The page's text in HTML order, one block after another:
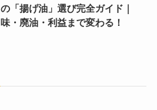
の「揚げ油」選び完全ガイド｜
味・廃油・利益まで変わる！